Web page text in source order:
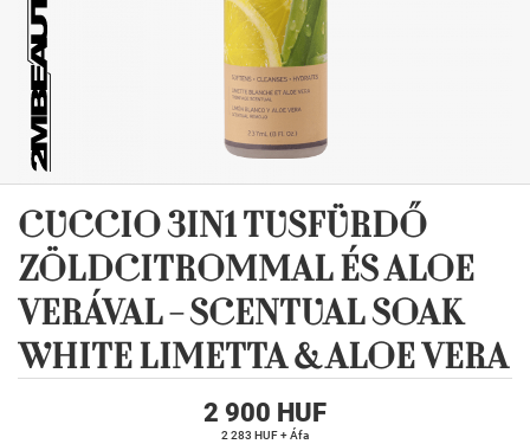
CUCCIO 3IN1 TUSFÜRDŐ
ZÖLDCITROMMAL ÉS ALOE
VERÁVAL - SCENTUAL SOAK
WHITE LIMETTA & ALOE VERA
2 900 HUF
2 283 HUF + Áfa